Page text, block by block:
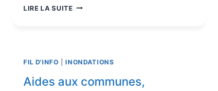
LIRE LA SUITE
FIL D'INFO |INONDATIONS
Aides aux communes,